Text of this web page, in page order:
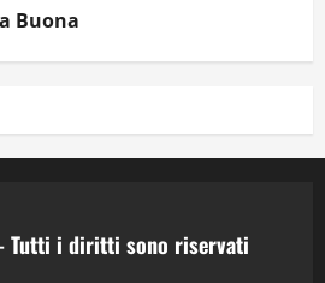
Buona
Tutti i diritti sono riservati